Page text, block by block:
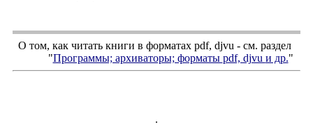
О том, как читать книги в форматах pdf, djvu - см. раздел
"Программы; архиваторы; форматы pdf, djvu и др."
.